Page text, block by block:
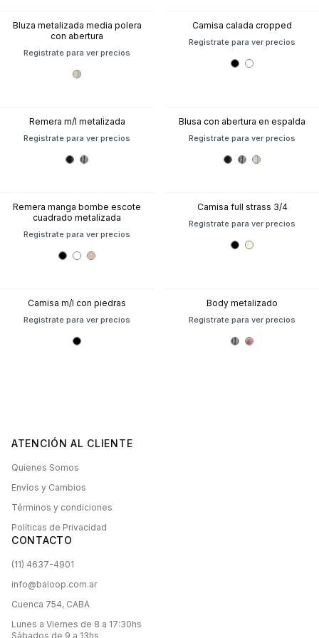
Bluza metalizada media polera
con abertura
Registrate para ver precios
Camisa calada cropped
Registrate para ver precios
Remera m/l metalizada
Registrate para ver precios
Blusa con abertura en espalda
Registrate para ver precios
Remera manga bombe escote
cuadrado metalizada
Registrate para ver precios
Camisa full strass 3/4
Registrate para ver precios
Camisa m/l con piedras
Registrate para ver precios
Body metalizado
Registrate para ver precios
ATENCIÓN AL CLIENTE
Quienes Somos
Envíos y Cambios
Términos y condiciones
Políticas de Privacidad
CONTACTO
(11) 4637-4901
info@baloop.com.ar
Cuenca 754, CABA
Lunes a Viernes de 8 a 17:30hs
Sábados de 9 a 13hs